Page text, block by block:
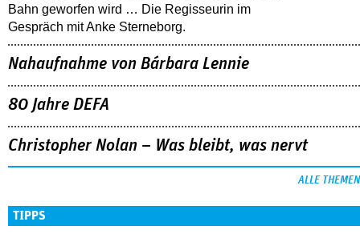
Bahn geworfen wird … Die Regisseurin im
Gespräch mit Anke Sterneborg.
Nahaufnahme von Bárbara Lennie
80 Jahre DEFA
Christopher Nolan – Was bleibt, was nervt
ALLE THEMEN
TIPPS